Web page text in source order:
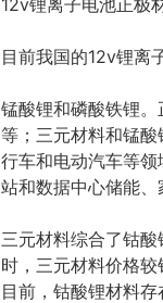
目前我国的12v锂离
锰酸锂和磷酸铁锂
等；三元材料和锰
行车和电动汽车等
站和数据中心储能、
三元材料综合了钴
时，三元材料价格
目前，钴酸锂材料存